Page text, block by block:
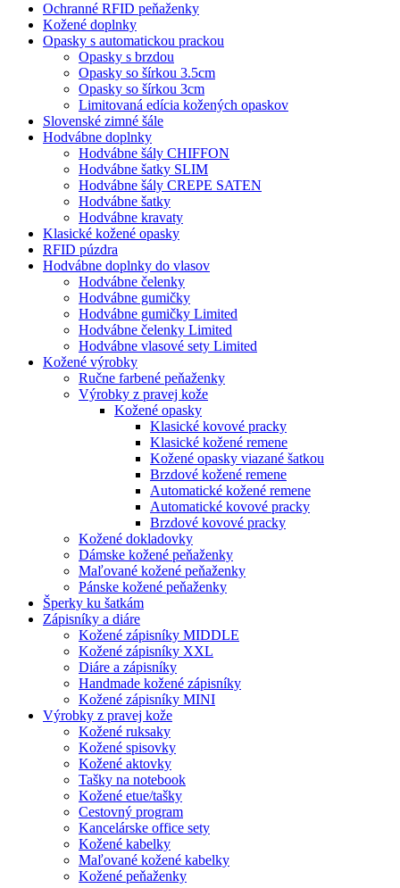
Ochranné RFID peňaženky
Kožené doplnky
Opasky s automatickou prackou
Opasky s brzdou
Opasky so šírkou 3.5cm
Opasky so šírkou 3cm
Limitovaná edícia kožených opaskov
Slovenské zimné šále
Hodvábne doplnky
Hodvábne šály CHIFFON
Hodvábne šatky SLIM
Hodvábne šály CREPE SATEN
Hodvábne šatky
Hodvábne kravaty
Klasické kožené opasky
RFID púzdra
Hodvábne doplnky do vlasov
Hodvábne čelenky
Hodvábne gumičky
Hodvábne gumičky Limited
Hodvábne čelenky Limited
Hodvábne vlasové sety Limited
Kožené výrobky
Ručne farbené peňaženky
Výrobky z pravej kože
Kožené opasky
Klasické kovové pracky
Klasické kožené remene
Kožené opasky viazané šatkou
Brzdové kožené remene
Automatické kožené remene
Automatické kovové pracky
Brzdové kovové pracky
Kožené dokladovky
Dámske kožené peňaženky
Maľované kožené peňaženky
Pánske kožené peňaženky
Šperky ku šatkám
Zápisníky a diáre
Kožené zápisníky MIDDLE
Kožené zápisníky XXL
Diáre a zápisníky
Handmade kožené zápisníky
Kožené zápisníky MINI
Výrobky z pravej kože
Kožené ruksaky
Kožené spisovky
Kožené aktovky
Tašky na notebook
Kožené etue/tašky
Cestovný program
Kancelárske office sety
Kožené kabelky
Maľované kožené kabelky
Kožené peňaženky